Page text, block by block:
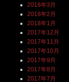
2018年3月
2018年2月
2018年1月
2017年12月
2017年11月
2017年10月
2017年9月
2017年8月
2017年7月